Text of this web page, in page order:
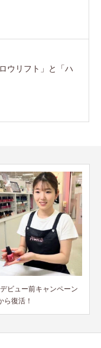
ウリフト」と「ハ
講習会締め切ります。